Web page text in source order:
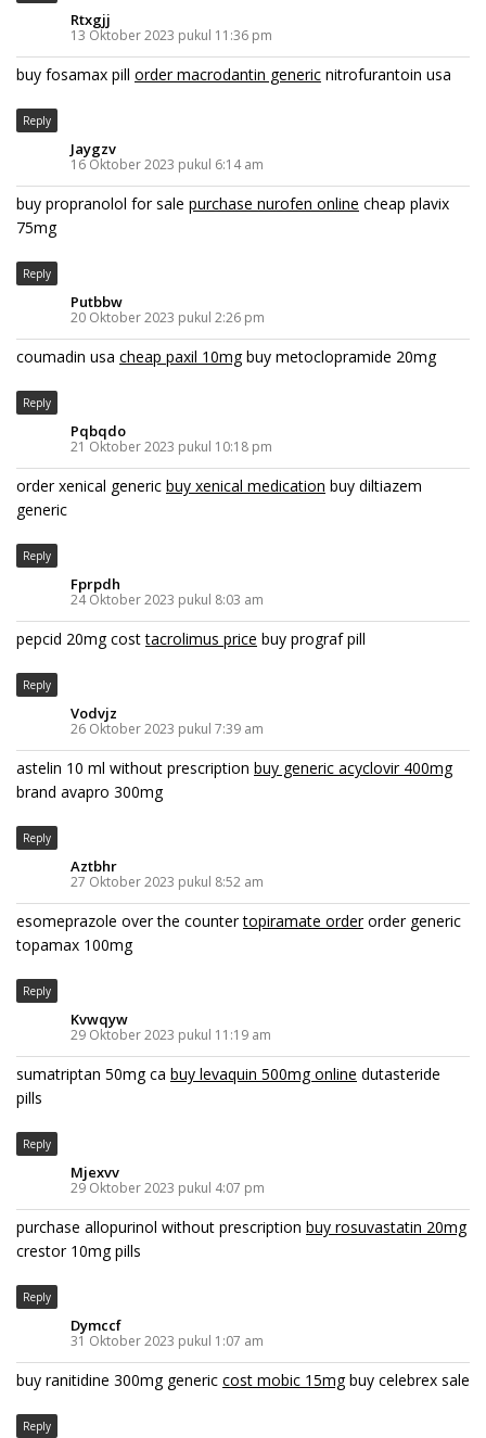
Rtxgjj
13 Oktober 2023 pukul 11:36 pm
buy fosamax pill order macrodantin generic nitrofurantoin usa
Reply
Jaygzv
16 Oktober 2023 pukul 6:14 am
buy propranolol for sale purchase nurofen online cheap plavix
75mg
Reply
Putbbw
20 Oktober 2023 pukul 2:26 pm
coumadin usa cheap paxil 10mgbuy metoclopramide 20mg
Reply
Pqbqdo
21 Oktober 2023 pukul 10:18 pm
order xenical generic buy xenical medication buy diltiazem
generic
Reply
Fprpdh
24 Oktober 2023 pukul 8:03 am
pepcid 20mg costtacrolimus price buy prograf pill
Reply
Vodvjz
26 Oktober 2023 pukul 7:39 am
astelin 10 ml without prescription buy generic acyclovir 400mg
brand avapro 300mg
Reply
Aztbhr
27 Oktober 2023 pukul 8:52 am
esomeprazole over the countertopiramate orderorder generic
topamax 100mg
Reply
Kvwqyw
29 Oktober 2023 pukul 11:19 am
sumatriptan 50mg ca buy levaquin 500mg online dutasteride
pills
Reply
Mjexvv
29 Oktober 2023 pukul 4:07 pm
purchase allopurinol without prescription buy rosuvastatin 20mg
crestor 10mg pills
Reply
Dymccf
31 Oktober 2023 pukul 1:07 am
buy ranitidine 300mg generic cost mobic 15mgbuy celebrex sale
Reply